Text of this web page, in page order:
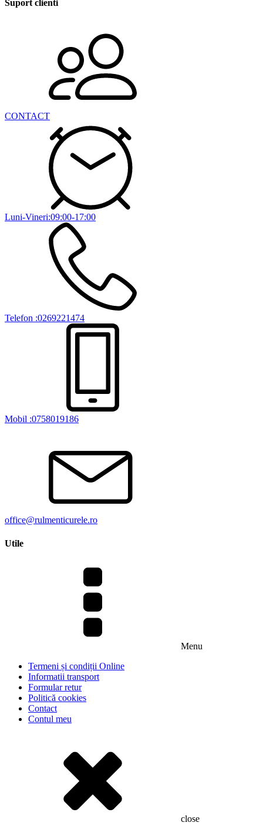
Suport clienti
CONTACT
Luni-Vineri:09:00-17:00
Telefon :0269221474
Mobil :0758019186
office@rulmenticurele.ro
Utile
Menu
Termeni și condiții Online
Informatii transport
Formular retur
Politică cookies
Contact
Contul meu
close